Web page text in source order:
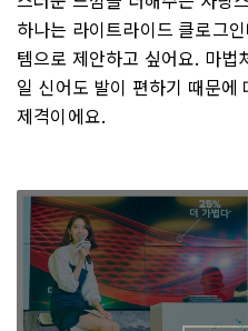
하나는 라이트라이드 클로그
템으로 제안하고 싶어요. 마법
일 신어도 발이 편하기 때문
제격이에요.